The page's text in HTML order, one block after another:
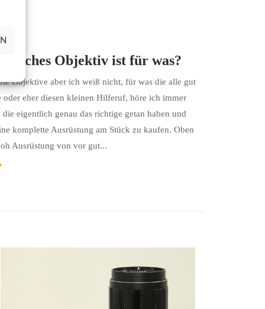
Objektiv ist für was?
Objektive aber ich weiß nicht, für was die alle gut
oder eher diesen kleinen Hilferuf, höre ich immer
eigentlich genau das richtige getan haben und
komplette Ausrüstung am Stück zu kaufen. Oben
Ausrüstung von vor gut...